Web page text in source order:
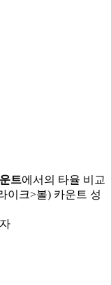
트에서의 타율 비교
이크>볼) 카운트 성